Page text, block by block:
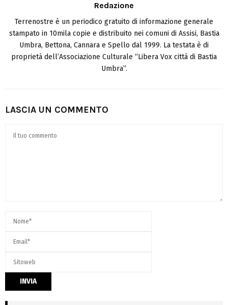
Redazione
Terrenostre è un periodico gratuito di informazione generale
stampato in 10mila copie e distribuito nei comuni di Assisi, Bastia
Umbra, Bettona, Cannara e Spello dal 1999. La testata è di
proprietà dell’Associazione Culturale “Libera Vox città di Bastia
Umbra”.
LASCIA UN COMMENTO